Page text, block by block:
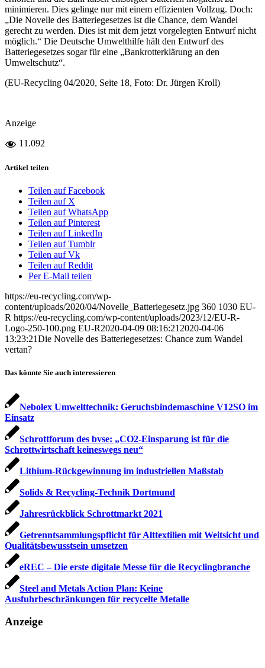
minimieren. Dies gelinge nur mit einem effizienten Vollzug. Doch:
„Die Novelle des Batteriegesetzes ist die Chance, dem Wandel
gerecht zu werden. Dies ist mit dem jetzt vorgelegten Entwurf nicht
möglich.“ Die Deutsche Umwelthilfe hält den Entwurf des
Batteriegesetzes sogar für eine „Bankrotterklärung an den
Umweltschutz“.
(EU-Recycling 04/2020, Seite 18, Foto: Dr. Jürgen Kroll)
Anzeige
11.092
Artikel teilen
Teilen auf Facebook
Teilen auf X
Teilen auf WhatsApp
Teilen auf Pinterest
Teilen auf LinkedIn
Teilen auf Tumblr
Teilen auf Vk
Teilen auf Reddit
Per E-Mail teilen
https://eu-recycling.com/wp-
content/uploads/2020/04/Novelle_Batteriegesetz.jpg 360 1030 EU-
R https://eu-recycling.com/wp-content/uploads/2023/12/EU-R-
Logo-250-100.png EU-R2020-04-09 08:16:21 2020-04-06
13:23:21Die Novelle des Batteriegesetzes: Chance zum Wandel
vertan?
Das könnte Sie auch interessieren
Nebolex Umwelttechnik: Geruchsbindemaschine V12SO im
Einsatz
Schrottforum des bvse: „CO2-Einsparung ist für die
Schrottwirtschaft keineswegs neu“
Lithium-Rück­gewinnung im industriellen Maßstab
Solids & Recycling-Technik Dortmund
Jahresrückblick Schrottmarkt 2021
Getrenntsammlungspflicht für Alttextilien mit Weitsicht und
Qualitätsbewusstsein umsetzen
eREC – Die erste digitale Messe für die Recyclingbranche
Steel and Metals Action Plan: Keine
Ausfuhrbeschränkungen für recycelte Metalle
Anzeige